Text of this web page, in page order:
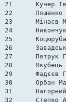
21	Кучер Іван	Львів	7 кю	1446
22	Ляшенко Сергій	Львів	8 кю	1344	1 юн. сп. р.
23	Мінаєв Микита	Київ	9 кю	1293	1 юн. сп. р.
24	Никончук В’ячеслав	Рівне	11 кю	1037
25	Коцюруба Софія	Київ	11 кю	1000	2 юн. сп. р.
26	Завадський Іван	Київ	12 кю	913	3 юн. сп. р.
27	Петрук Гліб	Київ	15 кю	671
28	Якубець Олександра	Рівне	15 кю	662
29	Фадєєв Геннадій	Львів	16 кю	547
30	Орбан Матвій	Київ	17 кю	441
31	Нагорний Олександр	Київ	18 кю	341
32	Степко Андрій	Львів	18 кю	336